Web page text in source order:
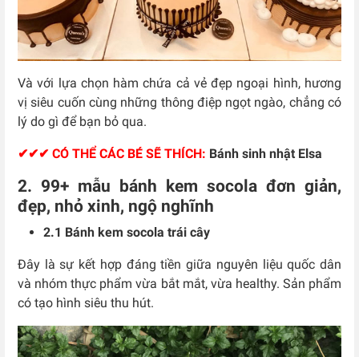
Và với lựa chọn hàm chứa cả vẻ đẹp ngoại hình, hương
vị siêu cuốn cùng những thông điệp ngọt ngào, chẳng có
lý do gì để bạn bỏ qua.
✔✔✔ CÓ THỂ CÁC BÉ SẼ THÍCH: Bánh sinh nhật Elsa
2. 99+ mẫu bánh kem socola đơn giản,
đẹp, nhỏ xinh, ngộ nghĩnh
2.1 Bánh kem socola trái cây
Đây là sự kết hợp đáng tiền giữa nguyên liệu quốc dân
và nhóm thực phẩm vừa bắt mắt, vừa healthy. Sản phẩm
có tạo hình siêu thu hút.